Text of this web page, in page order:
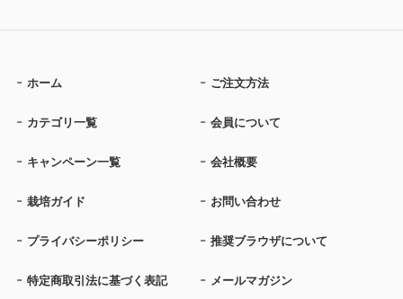
ホーム ご注文方法
カテゴリ一覧 会員について
キャンペーン一覧 会社概要
栽培ガイド お問い合わせ
プライバシーポリシー 推奨ブラウザについて
特定商取引法に基づく表記 メールマガジン